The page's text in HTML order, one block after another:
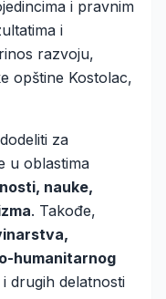
i pravnim
i
razvoju,
opštine Kostolac,
za
u oblastima
nauke,
. Takođe,
humanitarnog
drugih delatnosti